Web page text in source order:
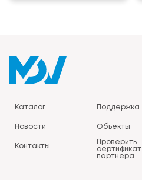
Каталог Поддержка
Новости Объекты
Контакты
Проверить
сертификат
партнера